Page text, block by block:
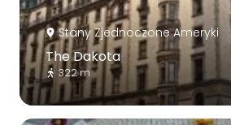
Stany Zjednoczone Ameryki
The Dakota
322 m